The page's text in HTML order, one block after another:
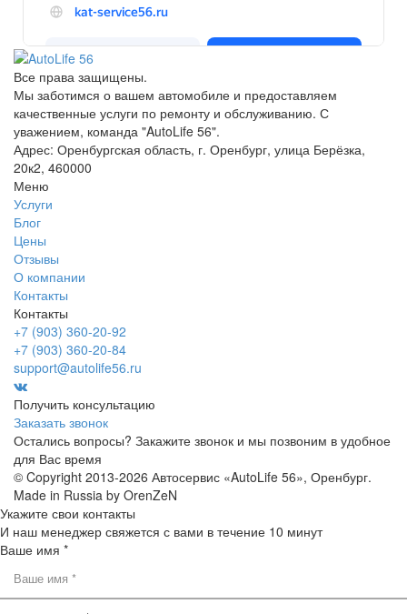
Все права защищены.
Мы заботимся о вашем автомобиле и предоставляем
качественные услуги по ремонту и обслуживанию. С
уважением, команда "AutoLife 56".
Адрес: Оренбургская область, г. Оренбург, улица Берёзка,
20к2, 460000
Меню
Услуги
Блог
Цены
Отзывы
О компании
Контакты
Контакты
+7 (903) 360-20-92
+7 (903) 360-20-84
support@autolife56.ru
Получить консультацию
Заказать звонок
Остались вопросы? Закажите звонок и мы позвоним в удобное
для Вас время
© Copyright 2013-2026 Автосервис «AutoLife 56», Оренбург.
Made in Russia by OrenZeN
Укажите свои контакты
И наш менеджер свяжется с вами в течение 10 минут
Ваше имя *